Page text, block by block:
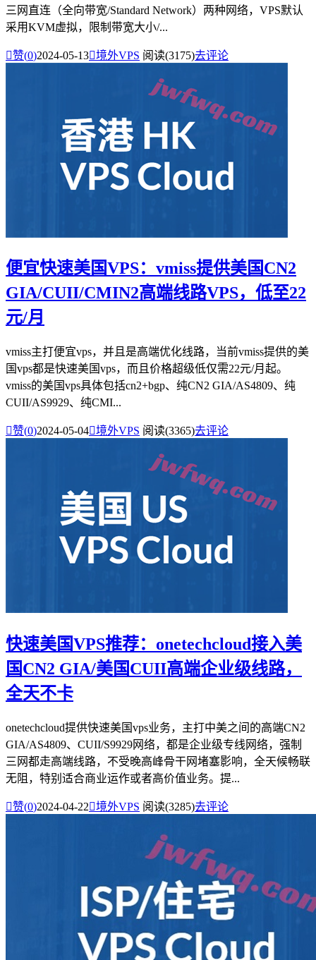
三网直连（全向带宽/Standard Network）两种网络，VPS默认
采用KVM虚拟，限制带宽大小/...
赞(0)2024-05-13境外VPS 阅读(3175)去评论
便宜快速美国VPS：vmiss提供美国CN2
GIA/CUII/CMIN2高端线路VPS，低至22
元/月
vmiss主打便宜vps，并且是高端优化线路，当前vmiss提供的美
国vps都是快速美国vps，而且价格超级低仅需22元/月起。
vmiss的美国vps具体包括cn2+bgp、纯CN2 GIA/AS4809、纯
CUII/AS9929、纯CMI...
赞(0)2024-05-04境外VPS 阅读(3365)去评论
快速美国VPS推荐：onetechcloud接入美
国CN2 GIA/美国CUII高端企业级线路，
全天不卡
onetechcloud提供快速美国vps业务，主打中美之间的高端CN2
GIA/AS4809、CUII/S9929网络，都是企业级专线网络，强制
三网都走高端线路，不受晚高峰骨干网堵塞影响，全天候畅联
无阻，特别适合商业运作或者高价值业务。提...
赞(0)2024-04-22境外VPS 阅读(3285)去评论